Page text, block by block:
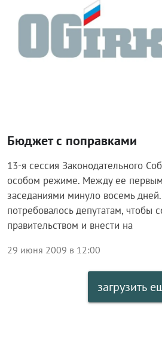
Бюджет с поправками
13-я сессия Законодательного
особом режиме. Между ее
заседаниями минуло восемь
потребовалось депутатам, чтобы
правительством и внести на
29 июня 2009 в 12:00
загрузить